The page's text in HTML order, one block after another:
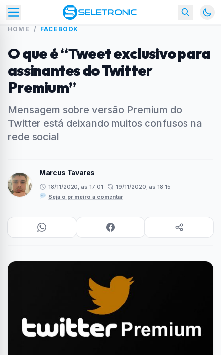
HOME / FACEBOOK
O que é “Tweet exclusivo para
assinantes do Twitter
Premium”
Mensagem sobre versão Premium do
Twitter está deixando muitos confusos na
rede social
Marcus Tavares
18/11/2020, às 17:01 19/11/2020, às 18:15
·
Seja o primeiro a comentar